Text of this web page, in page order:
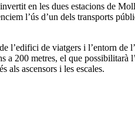
en les dues estacions de
l’ús d’un dels transports
de viatgers i l’entorn de
a 200 metres, el que
als ascensors i les escales.